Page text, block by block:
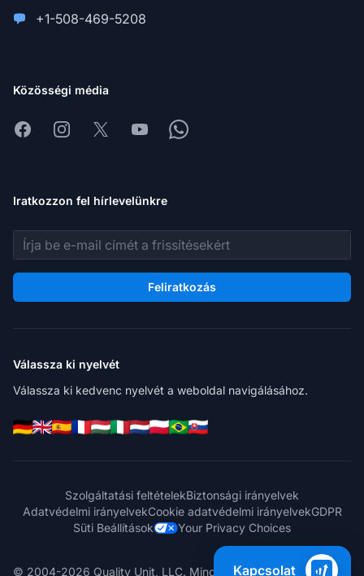
+1-508-469-5208
Közösségi média
FacebookInstagram
X YoutubeWhatsapp
Iratkozzon fel hírlevelünkre
E-mail cím
Feliratkozás
Válassza ki nyelvét
Válassza ki kedvenc nyelvét a weboldal navigálásához.
Szolgáltatási feltételekBiztonsági irányelvek
Adatvédelmi irányelvekCookie adatvédelmi irányelvekGDPR
Süti Beállítások
Your Privacy Choices
© 2004-2026 Quality Unit, LLC. Minden jog fenntartva.
Kapcsolat